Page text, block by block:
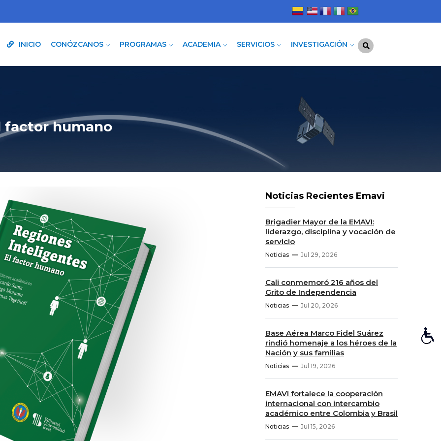
INICIO CONÓZCANOS PROGRAMAS ACADEMIA SERVICIOS INVESTIGACIÓN
factor humano
Noticias Recientes Emavi
Brigadier Mayor de la EMAVI:
liderazgo, disciplina y vocación de
servicio
Noticias Jul 29, 2026
Cali conmemoró 216 años del
Grito de Independencia
Noticias Jul 20, 2026
Base Aérea Marco Fidel Suárez
rindió homenaje a los héroes de la
Nación y sus familias
Noticias Jul 19, 2026
EMAVI fortalece la cooperación
internacional con intercambio
académico entre Colombia y Brasil
Noticias Jul 15, 2026